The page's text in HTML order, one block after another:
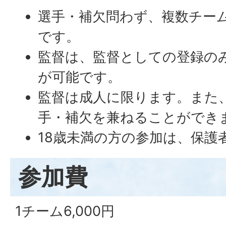
選手・補欠問わず、複数チー
です。
監督は、監督としての登録の
が可能です。
監督は成人に限ります。また
手・補欠を兼ねることができ
18歳未満の方の参加は、保護
参加費
1チーム6,000円